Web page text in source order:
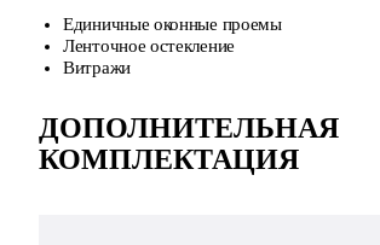
Единичные оконные проемы
Ленточное остекление
Витражи
ДОПОЛНИТЕЛЬНАЯ
КОМПЛЕКТАЦИЯ